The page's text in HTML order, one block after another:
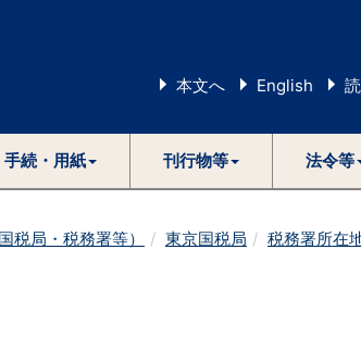
本文へ English
続・用紙 刊行物等 法令等
税局・税務署等） 東京国税局
税務署所在